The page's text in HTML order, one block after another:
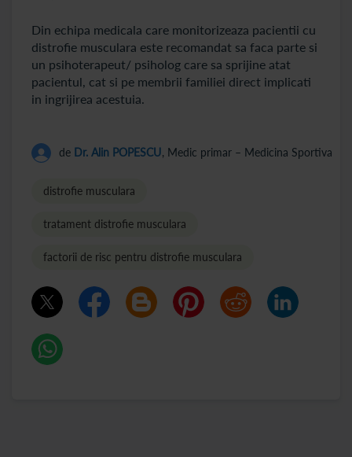
Din echipa medicala care monitorizeaza pacientii cu
distrofie musculara este recomandat sa faca parte si
un psihoterapeut/ psiholog care sa sprijine atat
pacientul, cat si pe membrii familiei direct implicati
in ingrijirea acestuia.
de Dr. Alin POPESCU, Medic primar – Medicina Sportiva
distrofie musculara
tratament distrofie musculara
factorii de risc pentru distrofie musculara